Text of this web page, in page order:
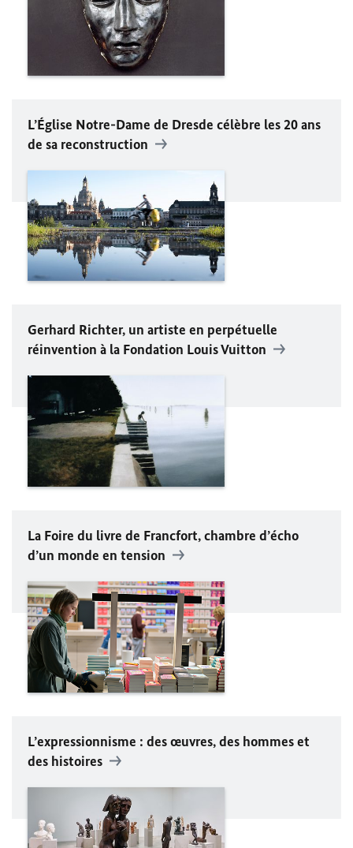
L’Église Notre-Dame de Dresde célèbre les 20 ans
de sa reconstruction
Gerhard Richter, un artiste en perpétuelle
réinvention à la Fondation Louis Vuitton
La Foire du livre de Francfort, chambre d’écho
d’un monde en tension
L’expressionnisme : des œuvres, des hommes et
des histoires